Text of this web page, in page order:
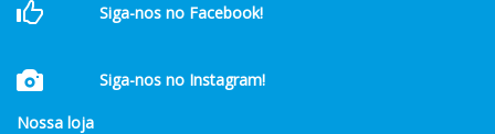
Siga-nos no Facebook!
Siga-nos no Instagram!
Nossa loja